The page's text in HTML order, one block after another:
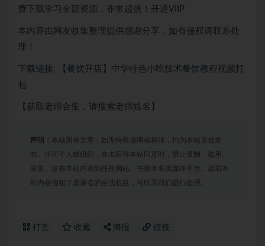
费下载学习全部资源，非常超值！开通VIIP
本内容由网友收集整理提供感谢分享，如有侵权请联系处
理！
下载链接: 【餐饮开店】中华特色小吃技术餐饮教程视频打
包
【获取老师合集，请搜索老师姓名】
声明： 本站所有文章，如无特殊说明或标注，均为本站原创发
布。任何个人或组织，在未征得本站同意时，禁止复制、盗用、
采集、发布本站内容到任何网站、书籍等各类媒体平台。如若本
站内容侵犯了原著者的合法权益，可联系我们进行处理。
打赏 收藏 海报 链接